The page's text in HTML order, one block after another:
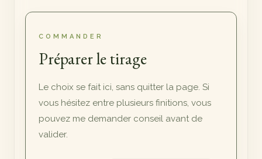
COMMANDER
Préparer le tirage
Le choix se fait ici, sans quitter la page. Si
vous hésitez entre plusieurs finitions, vous
pouvez me demander conseil avant de
valider.